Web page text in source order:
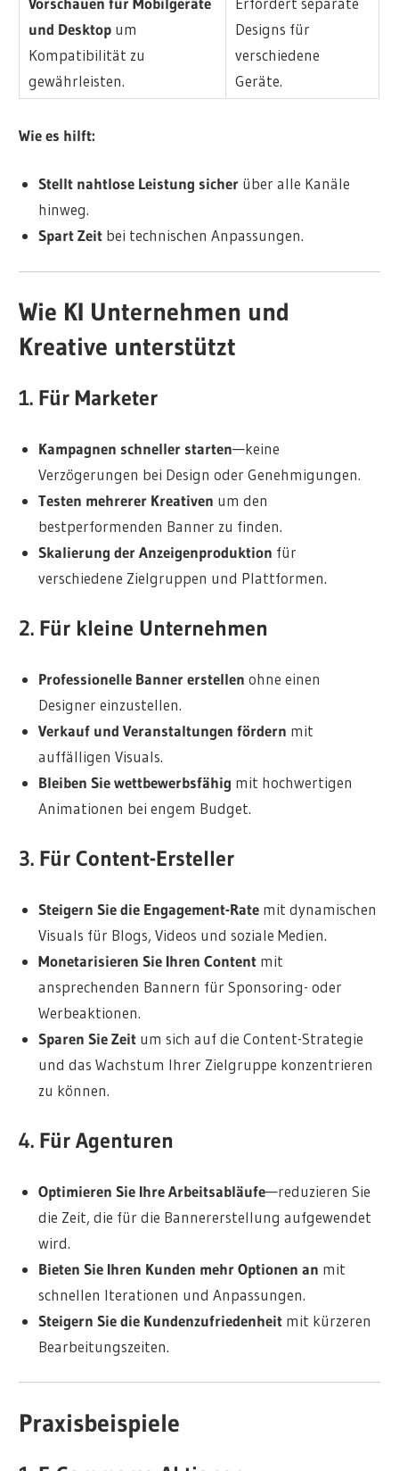
und Desktop um
Kompatibilität zu
gewährleisten.
Designs für
verschiedene
Geräte.
Wie es hilft:
Stellt nahtlose Leistung sicherüber alle Kanäle
hinweg.
Spart Zeitbei technischen Anpassungen.
Wie KI Unternehmen und
Kreative unterstützt
1. Für Marketer
Kampagnen schneller starten—keine
Verzögerungen bei Design oder Genehmigungen.
Testen mehrerer Kreativen um den
bestperformenden Banner zu finden.
Skalierung der Anzeigenproduktion für
verschiedene Zielgruppen und Plattformen.
2. Für kleine Unternehmen
Professionelle Banner erstellen ohne einen
Designer einzustellen.
Verkauf und Veranstaltungen fördern mit
auffälligen Visuals.
Bleiben Sie wettbewerbsfähig mit hochwertigen
Animationen bei engem Budget.
3. Für Content-Ersteller
Steigern Sie die Engagement-Ratemit dynamischen
Visuals für Blogs, Videos und soziale Medien.
Monetarisieren Sie Ihren Contentmit
ansprechenden Bannern für Sponsoring- oder
Werbeaktionen.
Sparen Sie Zeitum sich auf die Content-Strategie
und das Wachstum Ihrer Zielgruppe konzentrieren
zu können.
4. Für Agenturen
Optimieren Sie Ihre Arbeitsabläufe—reduzieren Sie
die Zeit, die für die Bannererstellung aufgewendet
wird.
Bieten Sie Ihren Kunden mehr Optionen an mit
schnellen Iterationen und Anpassungen.
Steigern Sie die Kundenzufriedenheitmit kürzeren
Bearbeitungszeiten.
Praxisbeispiele